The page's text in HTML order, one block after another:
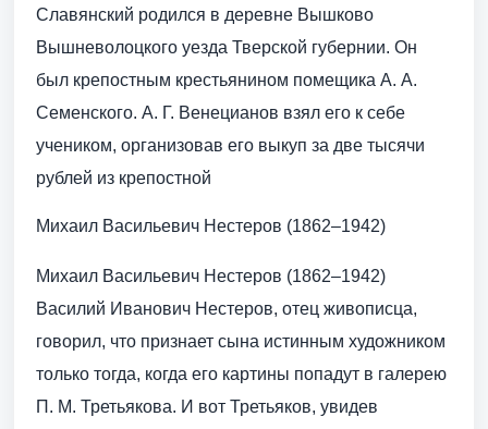
Славянский родился в деревне Вышково
Вышневолоцкого уезда Тверской губернии. Он
был крепостным крестьянином помещика А. А.
Семенского. А. Г. Венецианов взял его к себе
учеником, организовав его выкуп за две тысячи
рублей из крепостной
Михаил Васильевич Нестеров (1862–1942)
Михаил Васильевич Нестеров (1862–1942)
Василий Иванович Нестеров, отец живописца,
говорил, что признает сына истинным художником
только тогда, когда его картины попадут в галерею
П. М. Третьякова. И вот Третьяков, увидев